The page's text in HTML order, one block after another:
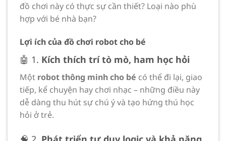
đồ chơi này có thực sự cần thiết? Loại nào phù
hợp với bé nhà bạn?
Lợi ích của đồ chơi robot cho bé
🤖 1. Kích thích trí tò mò, ham học hỏi
Một robot thông minh cho bé có thể đi lại, giao
tiếp, kể chuyện hay chơi nhạc – những điều này
dễ dàng thu hút sự chú ý và tạo hứng thú học
hỏi ở trẻ.